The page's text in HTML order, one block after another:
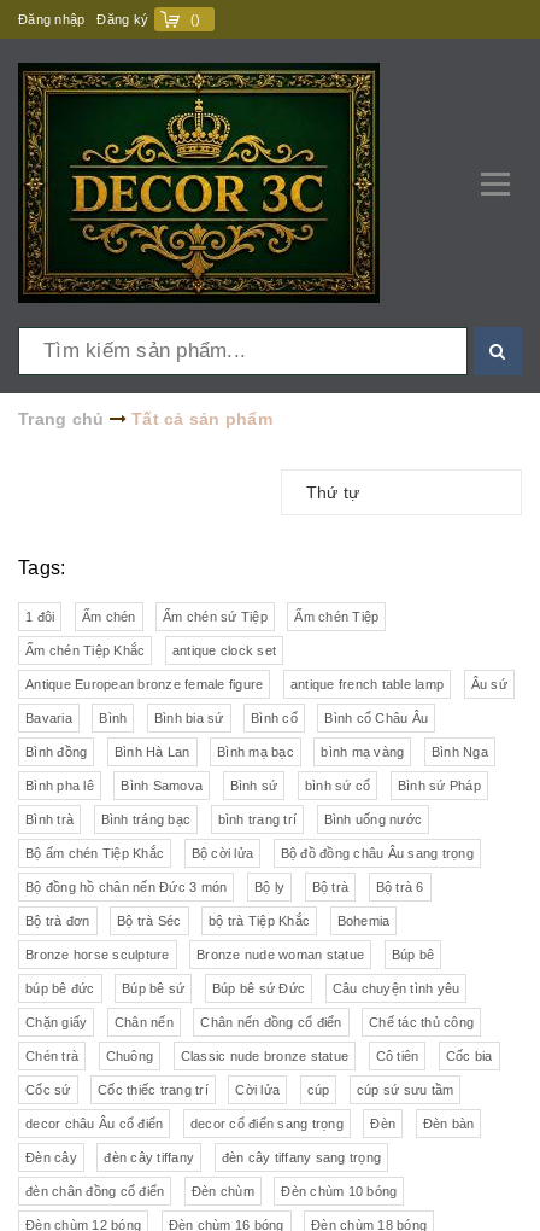
Đăng nhập Đăng ký ()
Trang chủ Tất cả sản phẩm
Thứ tự
Tags:
1 đôi Ấm chén Ấm chén sứ Tiệp Ấm chén Tiệp
Ấm chén Tiệp Khắc antique clock set
Antique European bronze female figure antique french table lamp Âu sứ
Bavaria Bình Bình bia sứ Bình cổ Bình cổ Châu Âu
Bình đồng Bình Hà Lan Bình mạ bạc bình mạ vàng Bình Nga
Bình pha lê Bình Samova Bình sứ bình sứ cổ Bình sứ Pháp
Bình trà Bình tráng bạc bình trang trí Bình uống nước
Bộ ấm chén Tiệp Khắc Bộ cời lửa Bộ đồ đồng châu Âu sang trọng
Bộ đồng hồ chân nến Đức 3 món Bộ ly Bộ trà Bộ trà 6
Bộ trà đơn Bộ trà Séc bộ trà Tiệp Khắc Bohemia
Bronze horse sculpture Bronze nude woman statue Búp bê
búp bê đức Búp bê sứ Búp bê sứ Đức Câu chuyện tình yêu
Chặn giấy Chân nến Chân nến đồng cổ điển Chế tác thủ công
Chén trà Chuông Classic nude bronze statue Cô tiên Cốc bia
Cốc sứ Cốc thiếc trang trí Cời lửa cúp cúp sứ sưu tầm
decor châu Âu cổ điển decor cổ điển sang trọng Đèn Đèn bàn
Đèn cây đèn cây tiffany đèn cây tiffany sang trọng
đèn chân đồng cổ điển Đèn chùm Đèn chùm 10 bóng
Đèn chùm 12 bóng Đèn chùm 16 bóng Đèn chùm 18 bóng